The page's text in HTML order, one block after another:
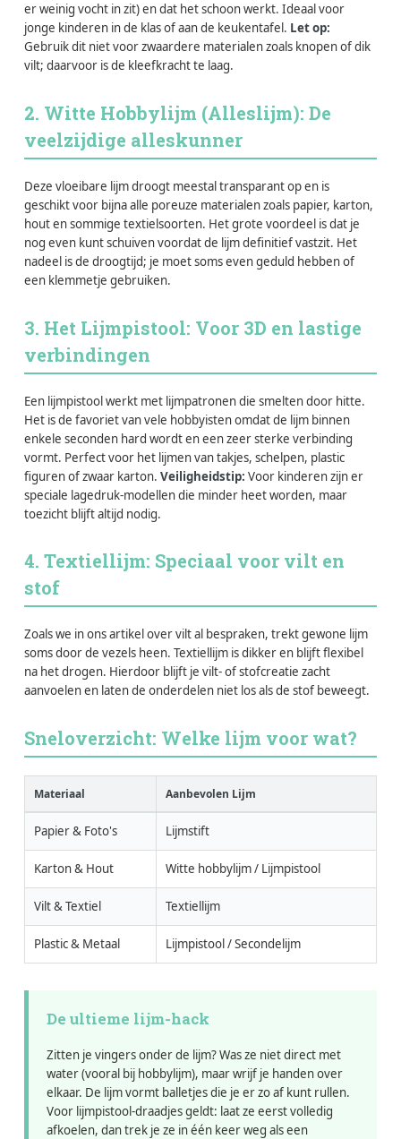
er weinig vocht in zit) en dat het schoon werkt. Ideaal voor
jonge kinderen in de klas of aan de keukentafel. Let op:
Gebruik dit niet voor zwaardere materialen zoals knopen of dik
vilt; daarvoor is de kleefkracht te laag.
2. Witte Hobbylijm (Alleslijm): De
veelzijdige alleskunner
Deze vloeibare lijm droogt meestal transparant op en is
geschikt voor bijna alle poreuze materialen zoals papier, karton,
hout en sommige textielsoorten. Het grote voordeel is dat je
nog even kunt schuiven voordat de lijm definitief vastzit. Het
nadeel is de droogtijd; je moet soms even geduld hebben of
een klemmetje gebruiken.
3. Het Lijmpistool: Voor 3D en lastige
verbindingen
Een lijmpistool werkt met lijmpatronen die smelten door hitte.
Het is de favoriet van vele hobbyisten omdat de lijm binnen
enkele seconden hard wordt en een zeer sterke verbinding
vormt. Perfect voor het lijmen van takjes, schelpen, plastic
figuren of zwaar karton. Veiligheidstip: Voor kinderen zijn er
speciale lagedruk-modellen die minder heet worden, maar
toezicht blijft altijd nodig.
4. Textiellijm: Speciaal voor vilt en
stof
Zoals we in ons artikel over vilt al bespraken, trekt gewone lijm
soms door de vezels heen. Textiellijm is dikker en blijft flexibel
na het drogen. Hierdoor blijft je vilt- of stofcreatie zacht
aanvoelen en laten de onderdelen niet los als de stof beweegt.
Sneloverzicht: Welke lijm voor wat?
Materiaal Aanbevolen Lijm
Papier & Foto's Lijmstift
Karton & Hout Witte hobbylijm / Lijmpistool
Vilt & Textiel Textiellijm
Plastic & Metaal Lijmpistool / Secondelijm
De ultieme lijm-hack
Zitten je vingers onder de lijm? Was ze niet direct met
water (vooral bij hobbylijm), maar wrijf je handen over
elkaar. De lijm vormt balletjes die je er zo af kunt rullen.
Voor lijmpistool-draadjes geldt: laat ze eerst volledig
afkoelen, dan trek je ze in één keer weg als een